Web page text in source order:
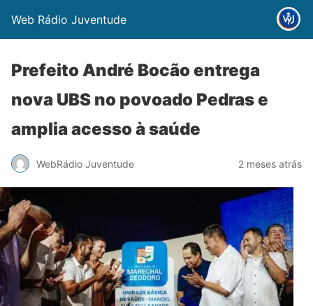
Web Rádio Juventude
Prefeito André Bocão entrega
nova UBS no povoado Pedras e
amplia acesso à saúde
WebRádio Juventude 2 meses atrás